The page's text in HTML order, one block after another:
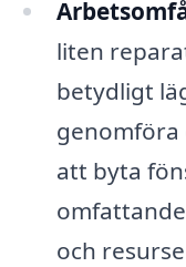
liten
betydligt
genomföra
att byta
och